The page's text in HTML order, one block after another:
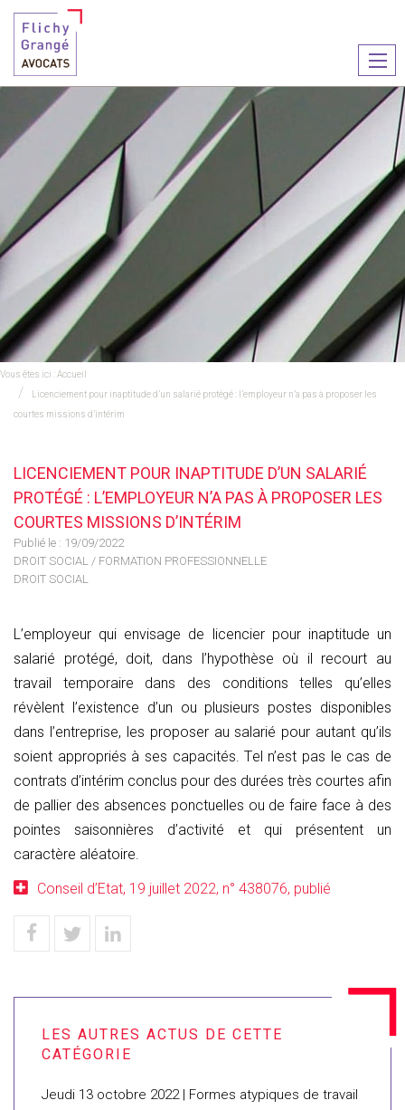
le
Vous êtes ici :Accueil
Licenciement pour inaptitude d’un salarié protégé : l’employeur n’a pas à proposer les
courtes missions d’intérim
LICENCIEMENT POUR INAPTITUDE D’UN SALARIÉ
PROTÉGÉ : L’EMPLOYEUR N’A PAS À PROPOSER LES
COURTES MISSIONS D’INTÉRIM
Publié le : 19/09/2022
DROIT SOCIAL / FORMATION PROFESSIONNELLE
DROIT SOCIAL
L’employeur qui envisage de licencier pour inaptitude un
salarié protégé, doit, dans l’hypothèse où il recourt au
travail temporaire dans des conditions telles qu’elles
révèlent l’existence d’un ou plusieurs postes disponibles
dans l’entreprise, les proposer au salarié pour autant qu’ils
soient appropriés à ses capacités. Tel n’est pas le cas de
contrats d’intérim conclus pour des durées très courtes afin
de pallier des absences ponctuelles ou de faire face à des
pointes saisonnières d’activité et qui présentent un
caractère aléatoire.
Conseil d’Etat, 19 juillet 2022, n° 438076, publié
Jeudi 13 octobre 2022 | Formes atypiques de travail